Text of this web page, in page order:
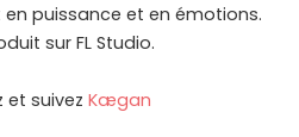
puissance et en émotions.
sur FL Studio.
et suivez Kægan